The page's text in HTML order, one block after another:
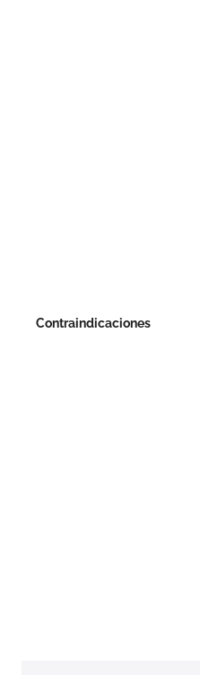
Contraindicaciones